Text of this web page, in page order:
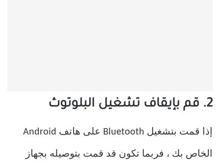
2. قم بإيقاف تشغيل البلوتوث
إذا قمت بتشغيل Bluetooth على هاتف Android
الخاص بك ، فربما تكون قد قمت بتوصيله بجهاز